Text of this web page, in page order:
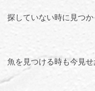
探していない時に見つ
魚を見つける時も今見せ